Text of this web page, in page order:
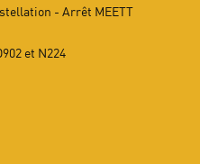
- Arrêt MEETT
et N224